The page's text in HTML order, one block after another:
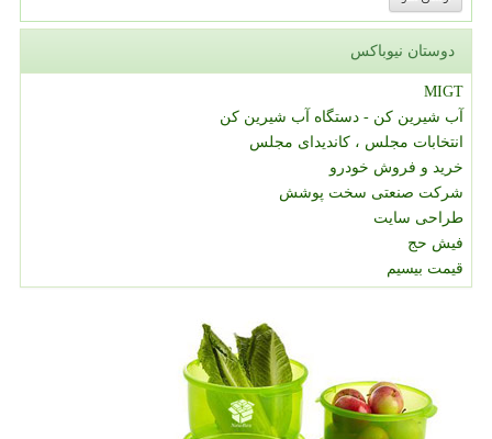
دوستان نیوباکس
MIGT
آب شیرین کن - دستگاه آب شیرین کن
انتخابات مجلس ، کاندیدای مجلس
خرید و فروش خودرو
شرکت صنعتی سخت پوشش
طراحی سایت
فیش حج
قیمت بیسیم